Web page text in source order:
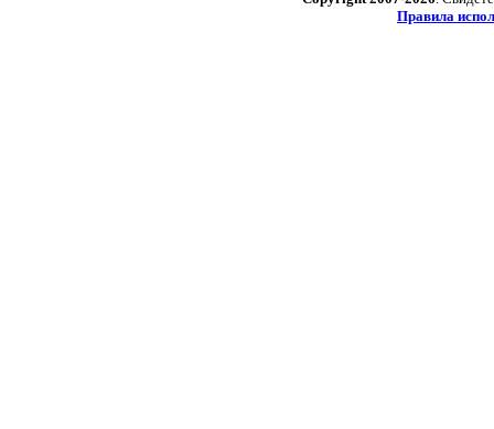
Правила